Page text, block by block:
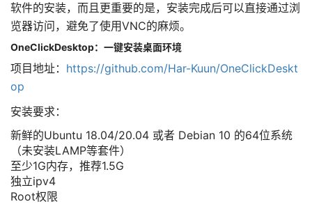
软件的安装，而且更重要的是，安装完成后可以直接通过浏
览器访问，避免了使用VNC的麻烦。
OneClickDesktop：一键安装桌面环境
项目地址： https://github.com/Har-Kuun/OneClickDeskt
op
安装要求：
新鲜的Ubuntu 18.04/20.04 或者 Debian 10 的64位系统
（未安装LAMP等套件）
至少1G内存，推荐1.5G
独立ipv4
Root权限